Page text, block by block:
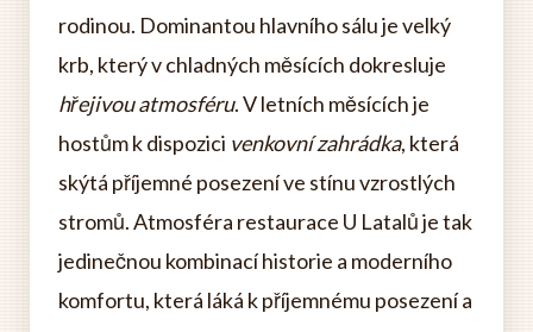
rodinou. Dominantou hlavního sálu je velký
krb, který v chladných měsících dokresluje
hřejivou atmosféru. V letních měsících je
hostům k dispozici venkovní zahrádka, která
skýtá příjemné posezení ve stínu vzrostlých
stromů. Atmosféra restaurace U Latalů je tak
jedinečnou kombinací historie a moderního
komfortu, která láká k příjemnému posezení a